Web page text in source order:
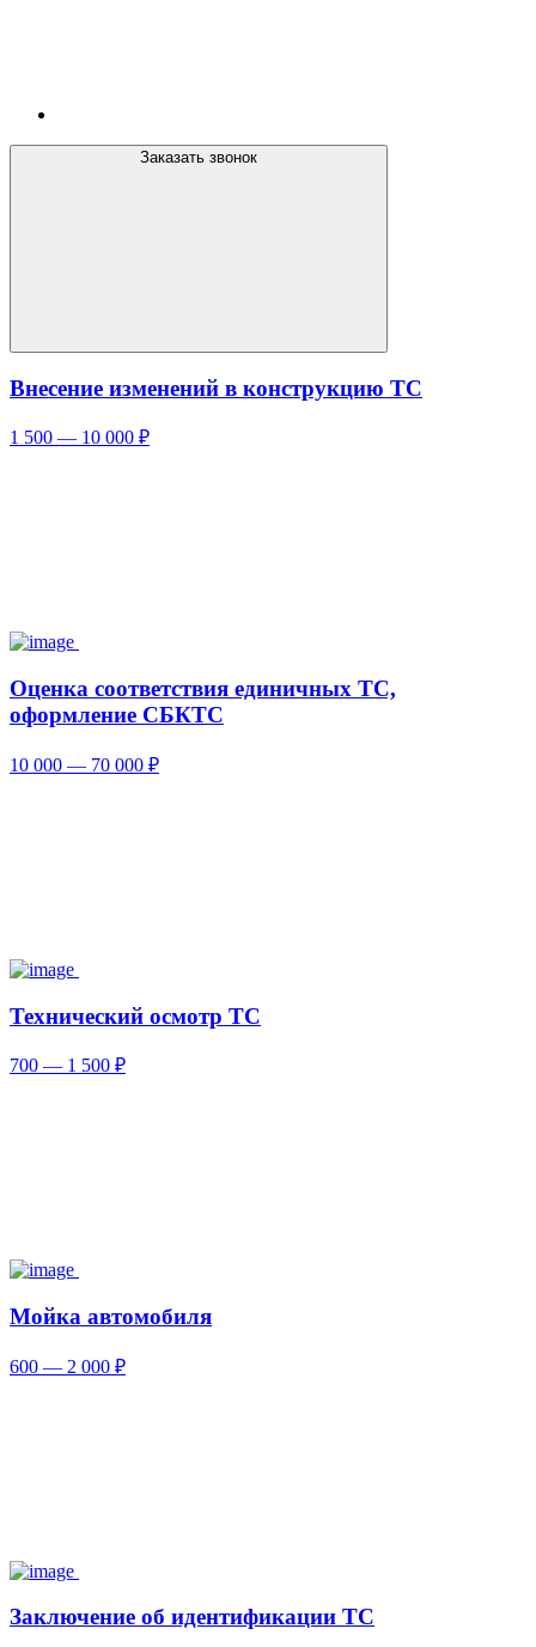
Заказать звонок
Внесение изменений в конструкцию ТС
1 500 — 10 000 ₽
Оценка соответствия единичных ТС,
оформление СБКТС
10 000 — 70 000 ₽
Технический осмотр ТС
700 — 1 500 ₽
Мойка автомобиля
600 — 2 000 ₽
Заключение об идентификации ТС